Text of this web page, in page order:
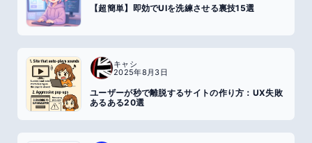
【超簡単】即効でUIを洗練させる裏技15選
キャシ
2025年8月3日
ユーザーが秒で離脱するサイトの作り方：UX失敗
あるある20選